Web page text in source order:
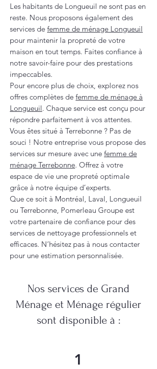
Les habitants de Longueuil ne sont pas en
reste. Nous proposons également des
services de femme de ménage Longueuil
pour maintenir la propreté de votre
maison en tout temps. Faites confiance à
notre savoir-faire pour des prestations
impeccables.
Pour encore plus de choix, explorez nos
offres complètes de femme de ménage à
Longueuil. Chaque service est conçu pour
répondre parfaitement à vos attentes.
Vous êtes situé à Terrebonne ? Pas de
souci ! Notre entreprise vous propose des
services sur mesure avec une femme de
ménage Terrebonne. Offrez à votre
espace de vie une propreté optimale
grâce à notre équipe d’experts.
Que ce soit à Montréal, Laval, Longueuil
ou Terrebonne, Pomerleau Groupe est
votre partenaire de confiance pour des
services de nettoyage professionnels et
efficaces. N’hésitez pas à nous contacter
pour une estimation personnalisée.
Nos services de Grand
Ménage et Ménage régulier
sont disponible à :
1